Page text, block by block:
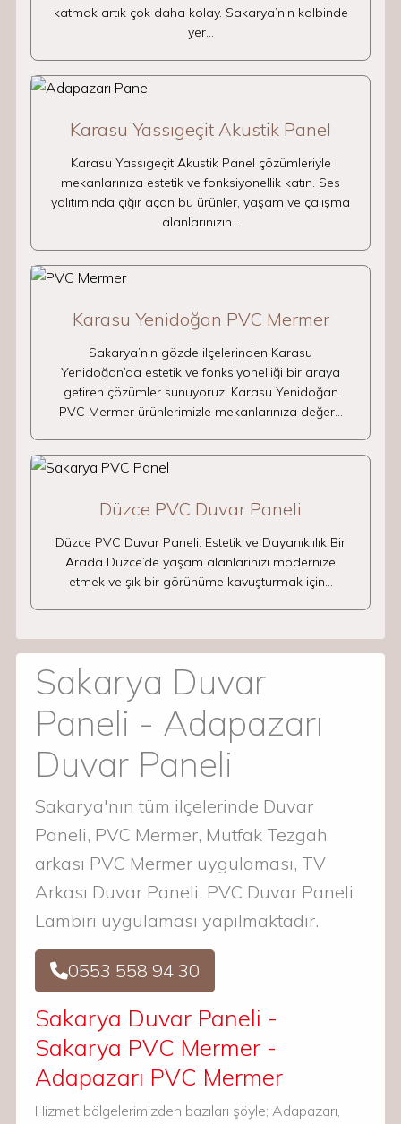
katmak artık çok daha kolay. Sakarya’nın kalbinde
yer…
Karasu Yassıgeçit Akustik Panel
Karasu Yassıgeçit Akustik Panel çözümleriyle
mekanlarınıza estetik ve fonksiyonellik katın. Ses
yalıtımında çığır açan bu ürünler, yaşam ve çalışma
alanlarınızın…
Karasu Yenidoğan PVC Mermer
Sakarya’nın gözde ilçelerinden Karasu
Yenidoğan’da estetik ve fonksiyonelliği bir araya
getiren çözümler sunuyoruz. Karasu Yenidoğan
PVC Mermer ürünlerimizle mekanlarınıza değer…
Düzce PVC Duvar Paneli
Düzce PVC Duvar Paneli: Estetik ve Dayanıklılık Bir
Arada Düzce’de yaşam alanlarınızı modernize
etmek ve şık bir görünüme kavuşturmak için…
Sakarya Duvar
Paneli - Adapazarı
Duvar Paneli
Sakarya'nın tüm ilçelerinde Duvar
Paneli, PVC Mermer, Mutfak Tezgah
arkası PVC Mermer uygulaması, TV
Arkası Duvar Paneli, PVC Duvar Paneli
Lambiri uygulaması yapılmaktadır.
0553 558 94 30
Sakarya Duvar Paneli -
Sakarya PVC Mermer -
Adapazarı PVC Mermer
Hizmet bölgelerimizden bazıları şöyle; Adapazarı,